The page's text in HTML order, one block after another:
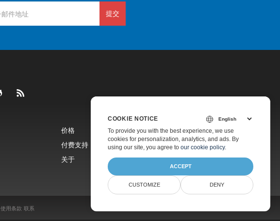
提交
价格
付费支持
关于
使用条款 联系
COOKIE NOTICE
To provide you with the best experience, we use
cookies for personalization, analytics, and ads. By
using our site, you agree to our cookie policy.
ACCEPT
CUSTOMIZE DENY